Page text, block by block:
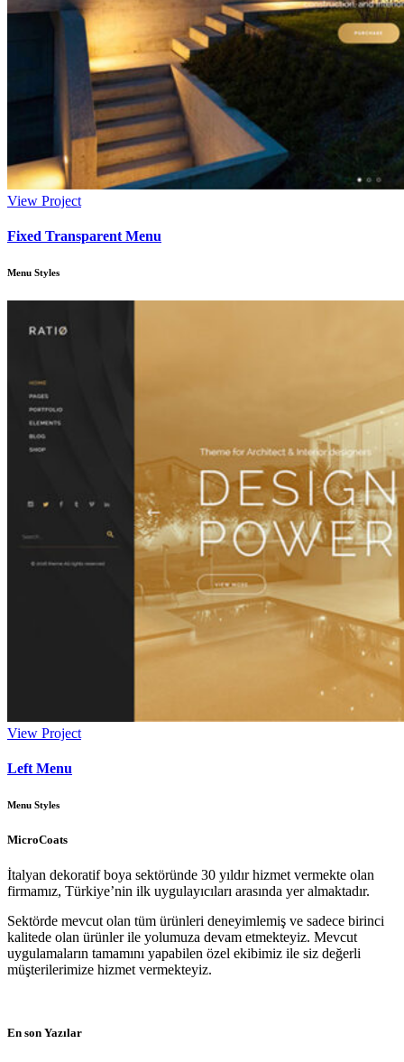
View Project
Fixed Transparent Menu
Menu Styles
View Project
Left Menu
Menu Styles
MicroCoats
İtalyan dekoratif boya sektöründe 30 yıldır hizmet vermekte olan
firmamız, Türkiye’nin ilk uygulayıcıları arasında yer almaktadır.
Sektörde mevcut olan tüm ürünleri deneyimlemiş ve sadece birinci
kalitede olan ürünler ile yolumuza devam etmekteyiz. Mevcut
uygulamaların tamamını yapabilen özel ekibimiz ile siz değerli
müşterilerimize hizmet vermekteyiz.
En son Yazılar